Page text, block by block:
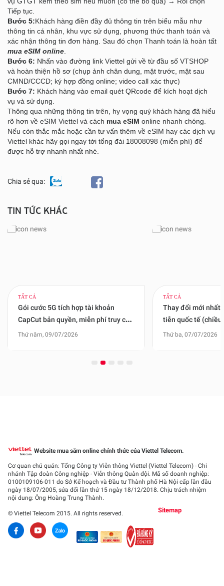
Tiếp tục.
Bước 5:Khách hàng điền đầy đủ thông tin trên biểu mẫu như
thông tin cá nhân, khu vực sử dụng, phương thức thanh toán và
xác nhận thông tin đơn hàng. Sau đó chọn Thanh toán là hoàn tất
mua eSIM online
Bước 6: Nhấn vào đường link Viettel gửi về từ đầu số VTSHOP
và hoàn thiện hồ sơ (chụp ảnh chân dung, mặt trước, mặt sau
CMND/CCCD; ký hợp đồng online; video call xác thực)
Bước 7: Khách hàng vào email quét QRcode để kích hoạt dịch
vụ và sử dụng.
Thông qua những thông tin trên, hy vọng quý khách hàng đã hiểu
rõ hơn về eSIM Viettel và cách mua eSIM online nhanh chóng.
Nếu còn thắc mắc hoặc cần tư vấn thêm về eSIM hay các dịch vụ
Viettel khác hãy gọi ngay tới tổng đài 18008098 (miễn phí) để
được hỗ trợ nhanh nhất nhé.
Chia sẻ qua:
TIN TỨC KHÁC
TẤT CẢ
Gói cước 5G tích hợp tài khoản
CapCut bản quyền, miễn phí truy cập
mạng xã hội
Thứ năm, 09/07/2026
TẤT CẢ
Thay đổi mới nhất
tiễn quốc tế
tại ga quốc tế Nội
Thứ ba, 07/07/2026
Website mua sắm online chính thức của Viettel Telecom.
Cơ quan chủ quản: Tổng Công ty Viễn thông Viettel (Viettel Telecom) - Chi
nhánh Tập đoàn Công nghiệp - Viễn thông Quân đội. Mã số doanh nghiệp:
0100109106-011 do Sở Kế hoạch và Đầu tư Thành phố Hà Nội cấp lần đầu
ngày 18/07/2005, sửa đổi lần thứ 15 ngày 18/12/2018. Chịu trách nhiệm
nội dung: Ông Hoàng Trung Thành.
© Viettel Telecom 2015. All rights reserved. Sitemap